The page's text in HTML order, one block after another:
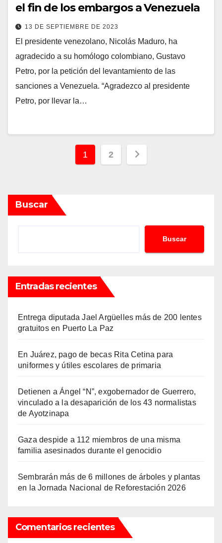
el fin de los embargos a Venezuela
13 DE SEPTIEMBRE DE 2023
El presidente venezolano, Nicolás Maduro, ha
agradecido a su homólogo colombiano, Gustavo
Petro, por la petición del levantamiento de las
sanciones a Venezuela. “Agradezco al presidente
Petro, por llevar la…
Paginación
1 2
Buscar
Buscar
Entradas recientes
Entrega diputada Jael Argüelles más de 200 lentes
gratuitos en Puerto La Paz
En Juárez, pago de becas Rita Cetina para
uniformes y útiles escolares de primaria
Detienen a Ángel “N”, exgobernador de Guerrero,
vinculado a la desaparición de los 43 normalistas
de Ayotzinapa
Gaza despide a 112 miembros de una misma
familia asesinados durante el genocidio
Sembrarán más de 6 millones de árboles y plantas
en la Jornada Nacional de Reforestación 2026
Comentarios recientes